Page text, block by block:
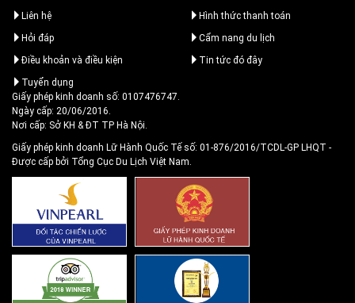
Liên hệ
Hình thức thanh toán
Hỏi đáp
Cẩm nang du lịch
Điều khoản và điều kiện
Tin tức đó đây
Tuyển dụng
Giấy phép kinh doanh số: 0107476747.
Ngày cấp: 20/06/2016.
Nơi cấp: Sở KH & ĐT TP Hà Nội.
Giấy phép kinh doanh Lữ Hành Quốc Tế số: 01-876/2016/TCDL-GP LHQT -
Được cấp bởi Tổng Cục Du Lịch Việt Nam.